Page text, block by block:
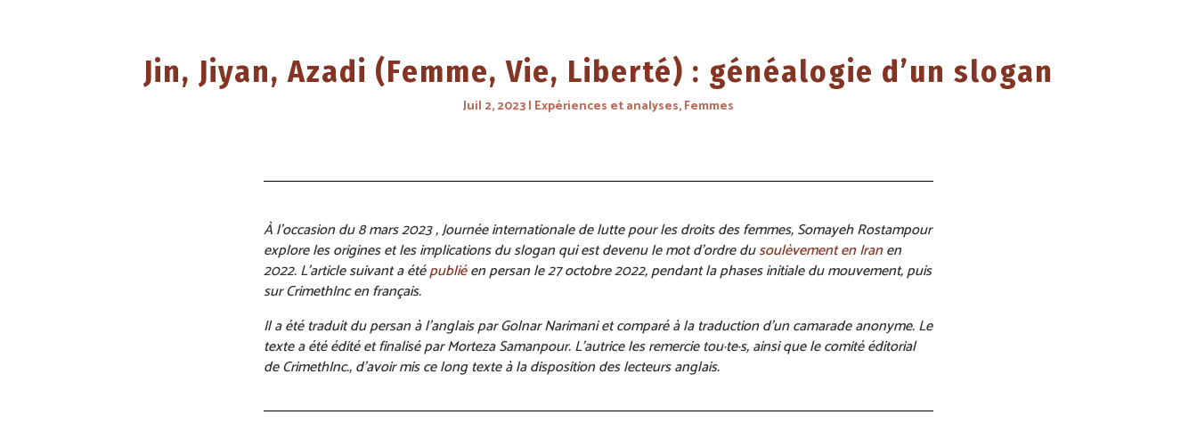
Jin, Jiyan, Azadi (Femme, Vie, Liberté) : généalogie d’un slogan
Juil 2, 2023 Expériences et analyses,Femmes
À l’occasion du 8 mars 2023 , Journée internationale de lutte pour les droits des femmes, Somayeh Rostampour
explore les origines et les implications du slogan qui est devenu le mot d’ordre dusoulèvement en Iranen
2022. L’article suivant a étépubliéen persan le 27 octobre 2022, pendant la phases initiale du mouvement, puis
sur CrimethInc en français.
Il a été traduit du persan à l’anglais par Golnar Narimani et comparé à la traduction d’un camarade anonyme. Le
texte a été édité et finalisé par Morteza Samanpour. L’autrice les remercie tou·te·s, ainsi que le comité éditorial
de CrimethInc., d’avoir mis ce long texte à la disposition des lecteurs anglais.